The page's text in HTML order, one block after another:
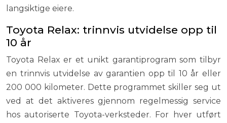
langsiktige eiere.
Toyota Relax: trinnvis utvidelse opp til
10 år
Toyota Relax er et unikt garantiprogram som tilbyr
en trinnvis utvidelse av garantien opp til 10 år eller
200 000 kilometer. Dette programmet skiller seg ut
ved at det aktiveres gjennom regelmessig service
hos autoriserte Toyota-verksteder. For hver utført